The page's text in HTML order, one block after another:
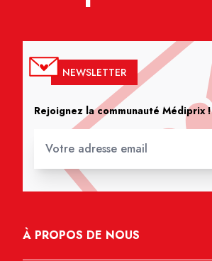
NEWSLETTER
Rejoignez la communauté Médiprix !
À PROPOS DE NOUS